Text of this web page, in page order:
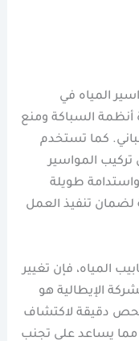
المياه في
أنظمة السباكة ومنع
كما تستخدم
تركيب المواسير
طويلة
لضمان تنفيذ العمل
المياه، فإن تغيير
الإيطالية هو
فحص دقيقة لاكتشاف
يساعد على تجنب